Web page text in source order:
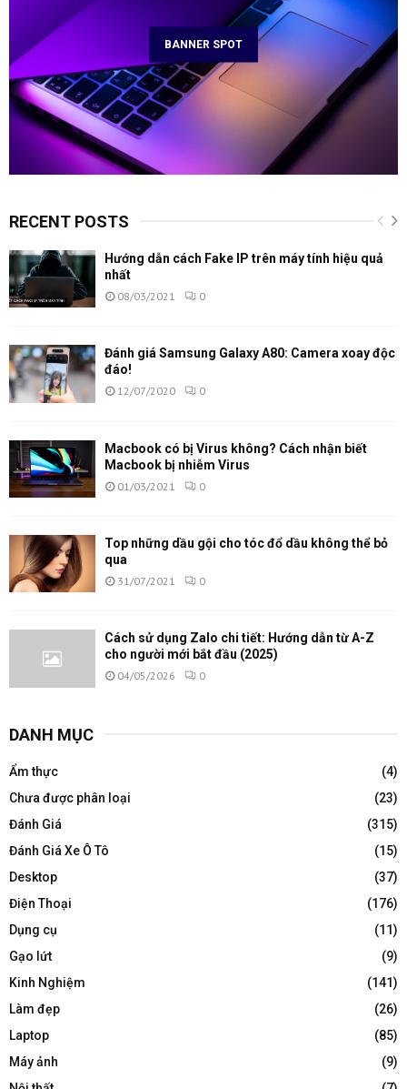
BANNER SPOT
RECENT POSTS
Hướng dẫn cách Fake IP trên máy tính hiệu quả
nhất
08/03/2021 0
Đánh giá Samsung Galaxy A80: Camera xoay độc
đáo!
12/07/2020 0
Macbook có bị Virus không? Cách nhận biết
Macbook bị nhiễm Virus
01/03/2021 0
Top những dầu gội cho tóc đổ dầu không thể bỏ
qua
31/07/2021 0
Cách sử dụng Zalo chi tiết: Hướng dẫn từ A-Z
cho người mới bắt đầu (2025)
04/05/2026 0
DANH MỤC
Ẩm thực
(4)
Chưa được phân loại
(23)
Đánh Giá
(315)
Đánh Giá Xe Ô Tô
(15)
Desktop
(37)
Điện Thoại
(176)
Dụng cụ
(11)
Gạo lứt
(9)
Kinh Nghiệm
(141)
Làm đẹp
(26)
Laptop
(85)
Máy ảnh
(9)